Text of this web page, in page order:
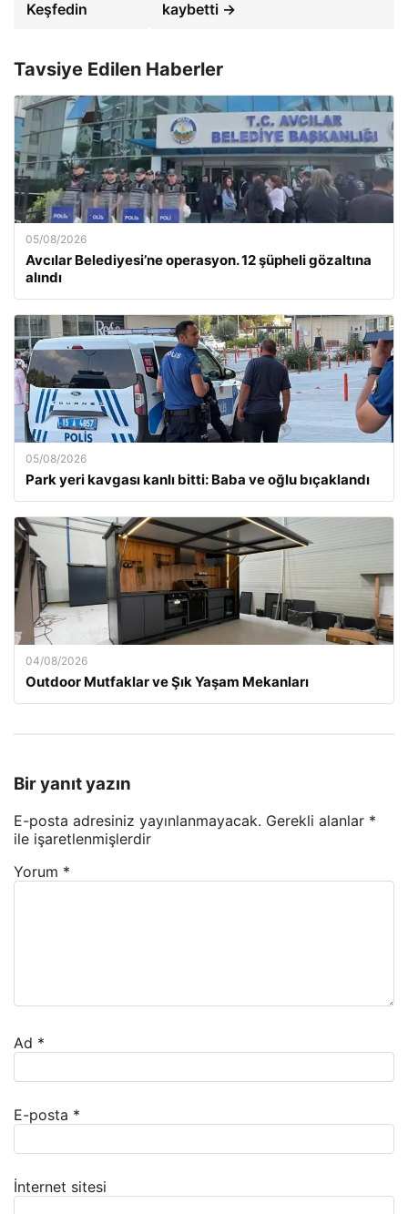
Keşfedin kaybetti →
Tavsiye Edilen Haberler
05/08/2026
Avcılar Belediyesi’ne operasyon. 12 şüpheli gözaltına
alındı
05/08/2026
Park yeri kavgası kanlı bitti: Baba ve oğlu bıçaklandı
04/08/2026
Outdoor Mutfaklar ve Şık Yaşam Mekanları
Bir yanıt yazın
E-posta adresiniz yayınlanmayacak. Gerekli alanlar *
ile işaretlenmişlerdir
Yorum *
Ad *
E-posta *
İnternet sitesi